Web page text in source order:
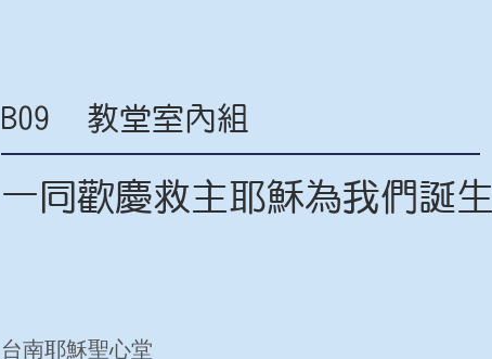
B09 教堂室內組
一同歡慶救主耶穌為我們誕生
台南耶穌聖心堂